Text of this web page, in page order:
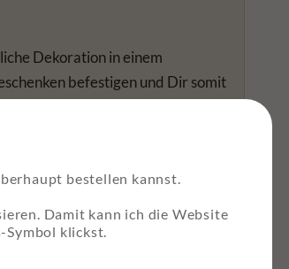
Dekoration in einem
befestigen und Dir somit
auf dem Produktfoto
geben, erhältst Du die
bestellen kannst.
Damit kann ich die Website
Symbol klickst.